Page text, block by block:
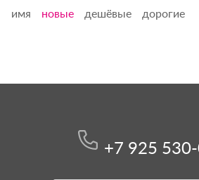
имя
новые дешёвые дорогие
+7 925